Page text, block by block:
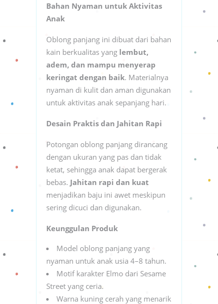
Bahan Nyaman untuk Aktivitas
Anak
Oblong panjang ini dibuat dari bahan
kain berkualitas yang lembut,
adem, dan mampu menyerap
keringat dengan baik. Materialnya
nyaman di kulit dan aman digunakan
untuk aktivitas anak sepanjang hari.
Desain Praktis dan Jahitan Rapi
Potongan oblong panjang dirancang
dengan ukuran yang pas dan tidak
ketat, sehingga anak dapat bergerak
bebas. Jahitan rapi dan kuat
menjadikan baju ini awet meskipun
sering dicuci dan digunakan.
Keunggulan Produk
Model oblong panjang yang
nyaman untuk anak usia 4–8 tahun.
Motif karakter Elmo dari Sesame
Street yang ceria.
Warna kuning cerah yang menarik